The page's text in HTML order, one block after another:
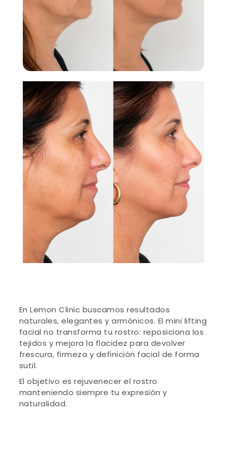
En Lemon Clinic buscamos resultados
naturales, elegantes y armónicos. El mini lifting
facial no transforma tu rostro: reposiciona los
tejidos y mejora la flacidez para devolver
frescura, firmeza y definición facial de forma
sutil.
El objetivo es rejuvenecer el rostro
manteniendo siempre tu expresión y
naturalidad.